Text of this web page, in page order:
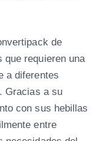
de
que requieren una
a diferentes
Gracias a su
con sus hebillas
entre